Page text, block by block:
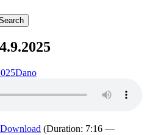
Dano
Download (Duration: 7:16 —